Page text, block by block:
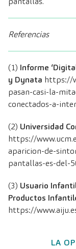
Referencias
(1) Informe
y Dynata https://
pasan-casi-la-
conectados-a-
(2) Universidad
https://
aparicion-de-
pantallas-es-del-
(3) Usuario
Productos
https://
LA